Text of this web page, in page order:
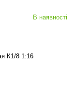
В наявності
К1/8 1:16